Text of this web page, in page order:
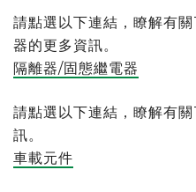
請點選以下連結，瞭解有
器的更多資訊。
隔離器/固態繼電器
請點選以下連結，瞭解有
訊。
車載元件